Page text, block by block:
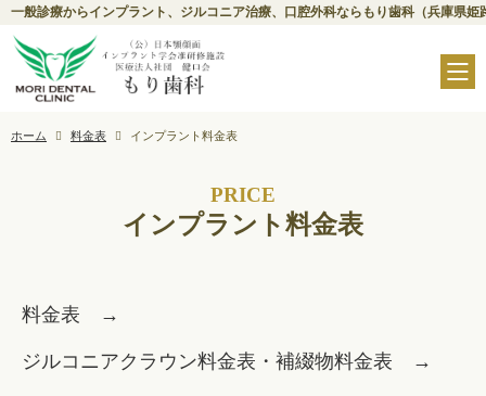
一般診療からインプラント、ジルコニア治療、口腔外科ならもり歯科（兵庫県姫
ホーム 料金表 インプラント料金表
PRICE
インプラント料金表
料金表
ジルコニアクラウン料金表・補綴物料金表